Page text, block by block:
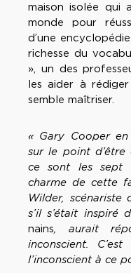
maison isolée qui
monde pour
d’une
richesse du
», un des
les aider à
semble maîtriser.
« Gary Cooper
sur le point d’être
ce sont les sept
charme de cette
Wilder, scénariste
s’il s’était inspiré
nains, aurait
inconscient.
l’inconscient à ce